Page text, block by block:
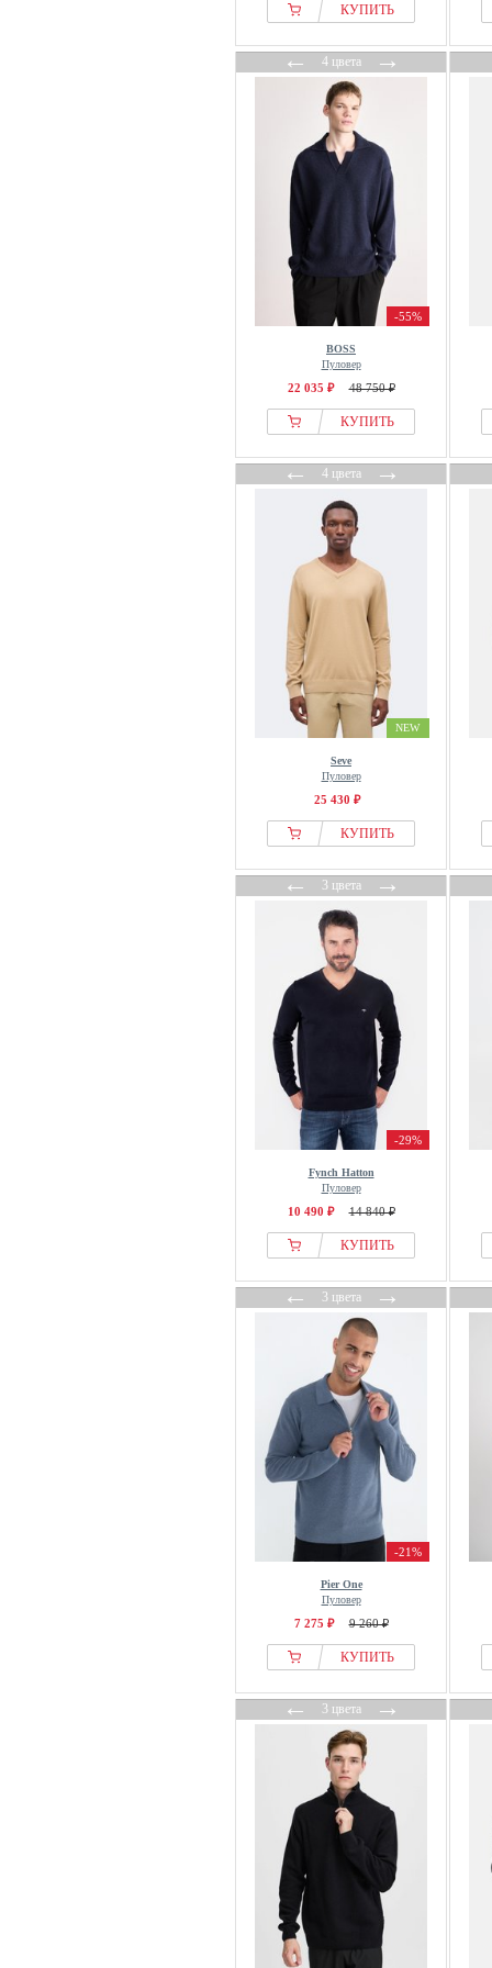
КУПИТЬ
←4 цвета→
-55%
BOSS
Пуловер
22 035 ₽ 48 750 ₽
КУПИТЬ
←4 цвета→
NEW
Seve
Пуловер
25 430 ₽
КУПИТЬ
←3 цвета→
-29%
Fynch Hatton
Пуловер
10 490 ₽ 14 840 ₽
КУПИТЬ
←3 цвета→
-21%
Pier One
Пуловер
7 275 ₽ 9 260 ₽
КУПИТЬ
←3 цвета→